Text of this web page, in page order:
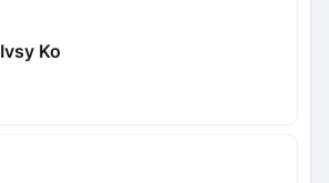
Ivsy Ko